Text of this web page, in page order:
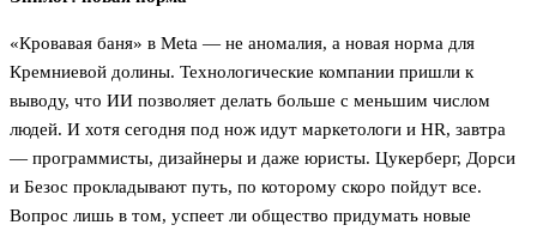
«Кровавая баня» в Meta — не аномалия, а новая норма для
Кремниевой долины. Технологические компании пришли к
выводу, что ИИ позволяет делать больше с меньшим числом
людей. И хотя сегодня под нож идут маркетологи и HR, завтра
— программисты, дизайнеры и даже юристы. Цукерберг, Дорси
и Безос прокладывают путь, по которому скоро пойдут все.
Вопрос лишь в том, успеет ли общество придумать новые